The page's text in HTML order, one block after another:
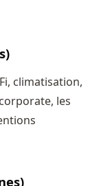
climatisation,
les